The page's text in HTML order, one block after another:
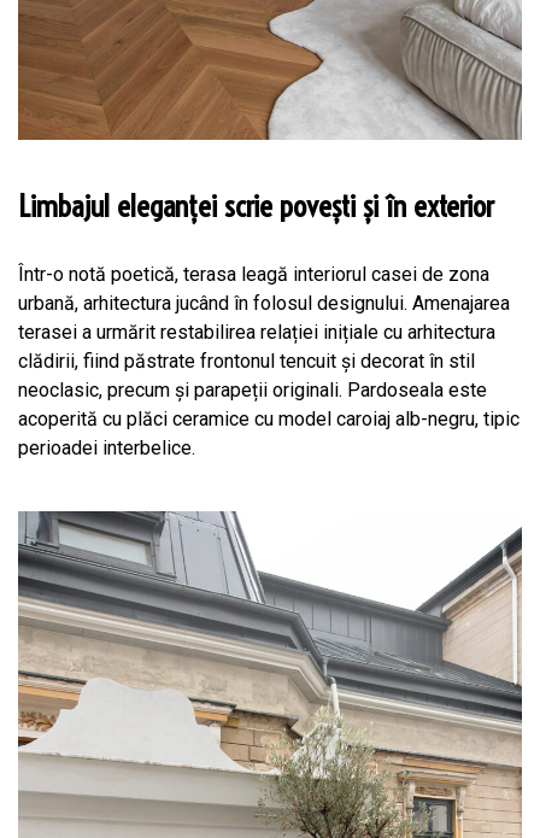
Limbajul eleganței scrie povești și în exterior
Într-o notă poetică, terasa leagă interiorul casei de zona
urbană, arhitectura jucând în folosul designului. Amenajarea
terasei a urmărit restabilirea relației inițiale cu arhitectura
clădirii, fiind păstrate frontonul tencuit și decorat în stil
neoclasic, precum și parapeții originali. Pardoseala este
acoperită cu plăci ceramice cu model caroiaj alb-negru, tipic
perioadei interbelice.